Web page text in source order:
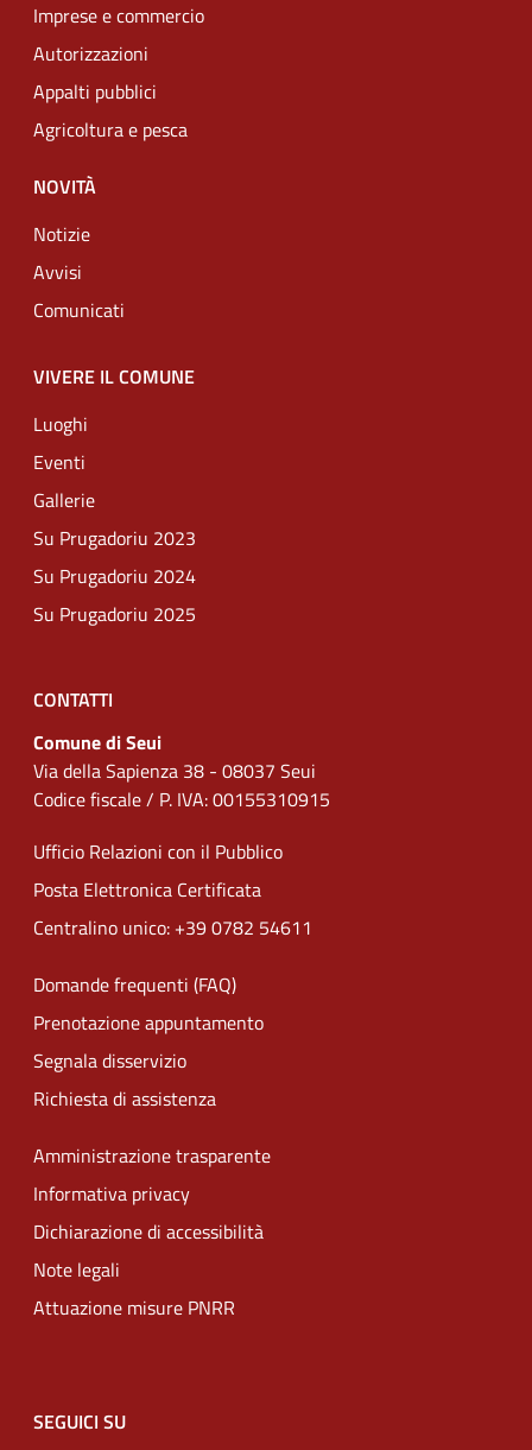
Imprese e commercio
Autorizzazioni
Appalti pubblici
Agricoltura e pesca
NOVITÀ
Notizie
Avvisi
Comunicati
VIVERE IL COMUNE
Luoghi
Eventi
Gallerie
Su Prugadoriu 2023
Su Prugadoriu 2024
Su Prugadoriu 2025
CONTATTI
Comune di Seui
Via della Sapienza 38 - 08037 Seui
Codice fiscale / P. IVA: 00155310915
Ufficio Relazioni con il Pubblico
Posta Elettronica Certificata
Centralino unico: +39 0782 54611
Domande frequenti (FAQ)
Prenotazione appuntamento
Segnala disservizio
Richiesta di assistenza
Amministrazione trasparente
Informativa privacy
Dichiarazione di accessibilità
Note legali
Attuazione misure PNRR
SEGUICI SU